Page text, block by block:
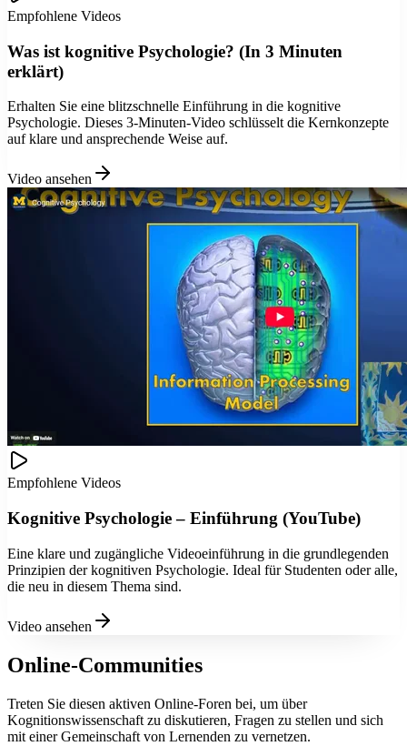
Empfohlene Videos
Was ist kognitive Psychologie? (In 3 Minuten
erklärt)
Erhalten Sie eine blitzschnelle Einführung in die kognitive
Psychologie. Dieses 3-Minuten-Video schlüsselt die Kernkonzepte
auf klare und ansprechende Weise auf.
Video ansehen
Empfohlene Videos
Kognitive Psychologie – Einführung (YouTube)
Eine klare und zugängliche Videoeinführung in die grundlegenden
Prinzipien der kognitiven Psychologie. Ideal für Studenten oder alle,
die neu in diesem Thema sind.
Video ansehen
Online-Communities
Treten Sie diesen aktiven Online-Foren bei, um über
Kognitionswissenschaft zu diskutieren, Fragen zu stellen und sich
mit einer Gemeinschaft von Lernenden zu vernetzen.